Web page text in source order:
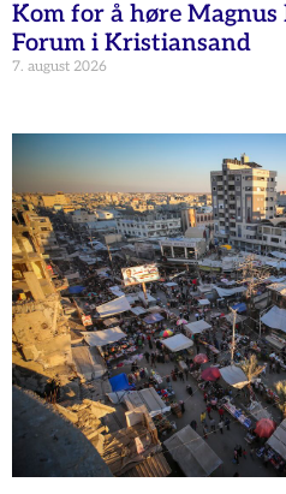
Kom for å høre
Forum i Kristiansand
7. august 2026